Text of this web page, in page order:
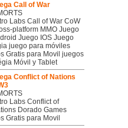
Call of War
Labs Call of War CoW
platform MMO Juego
Juego IOS Juego
juego para móviles
Gratis para Movil juegos
Móvil y Tablet
Conflict of Nations
Labs Conflict of
Dorado Games
Gratis para Movil